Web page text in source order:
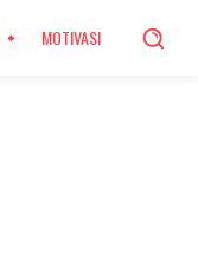
MOTIVASI